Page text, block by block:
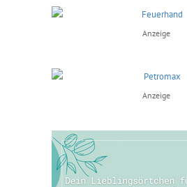
Anzeige
Anzeige